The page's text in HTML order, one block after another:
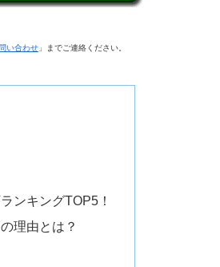
い合わせ 」までご連絡ください。
ンキングTOP5！
理由とは？